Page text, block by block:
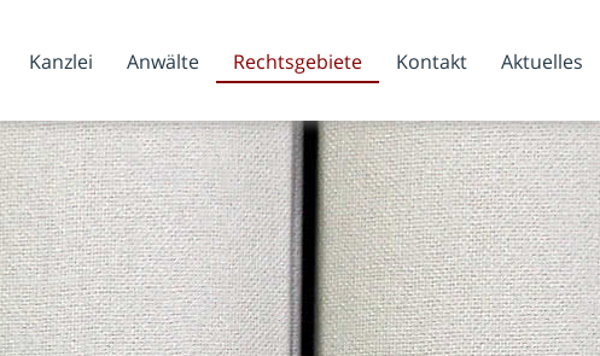
Kanzlei Anwälte Rechtsgebiete Kontakt Aktuelles